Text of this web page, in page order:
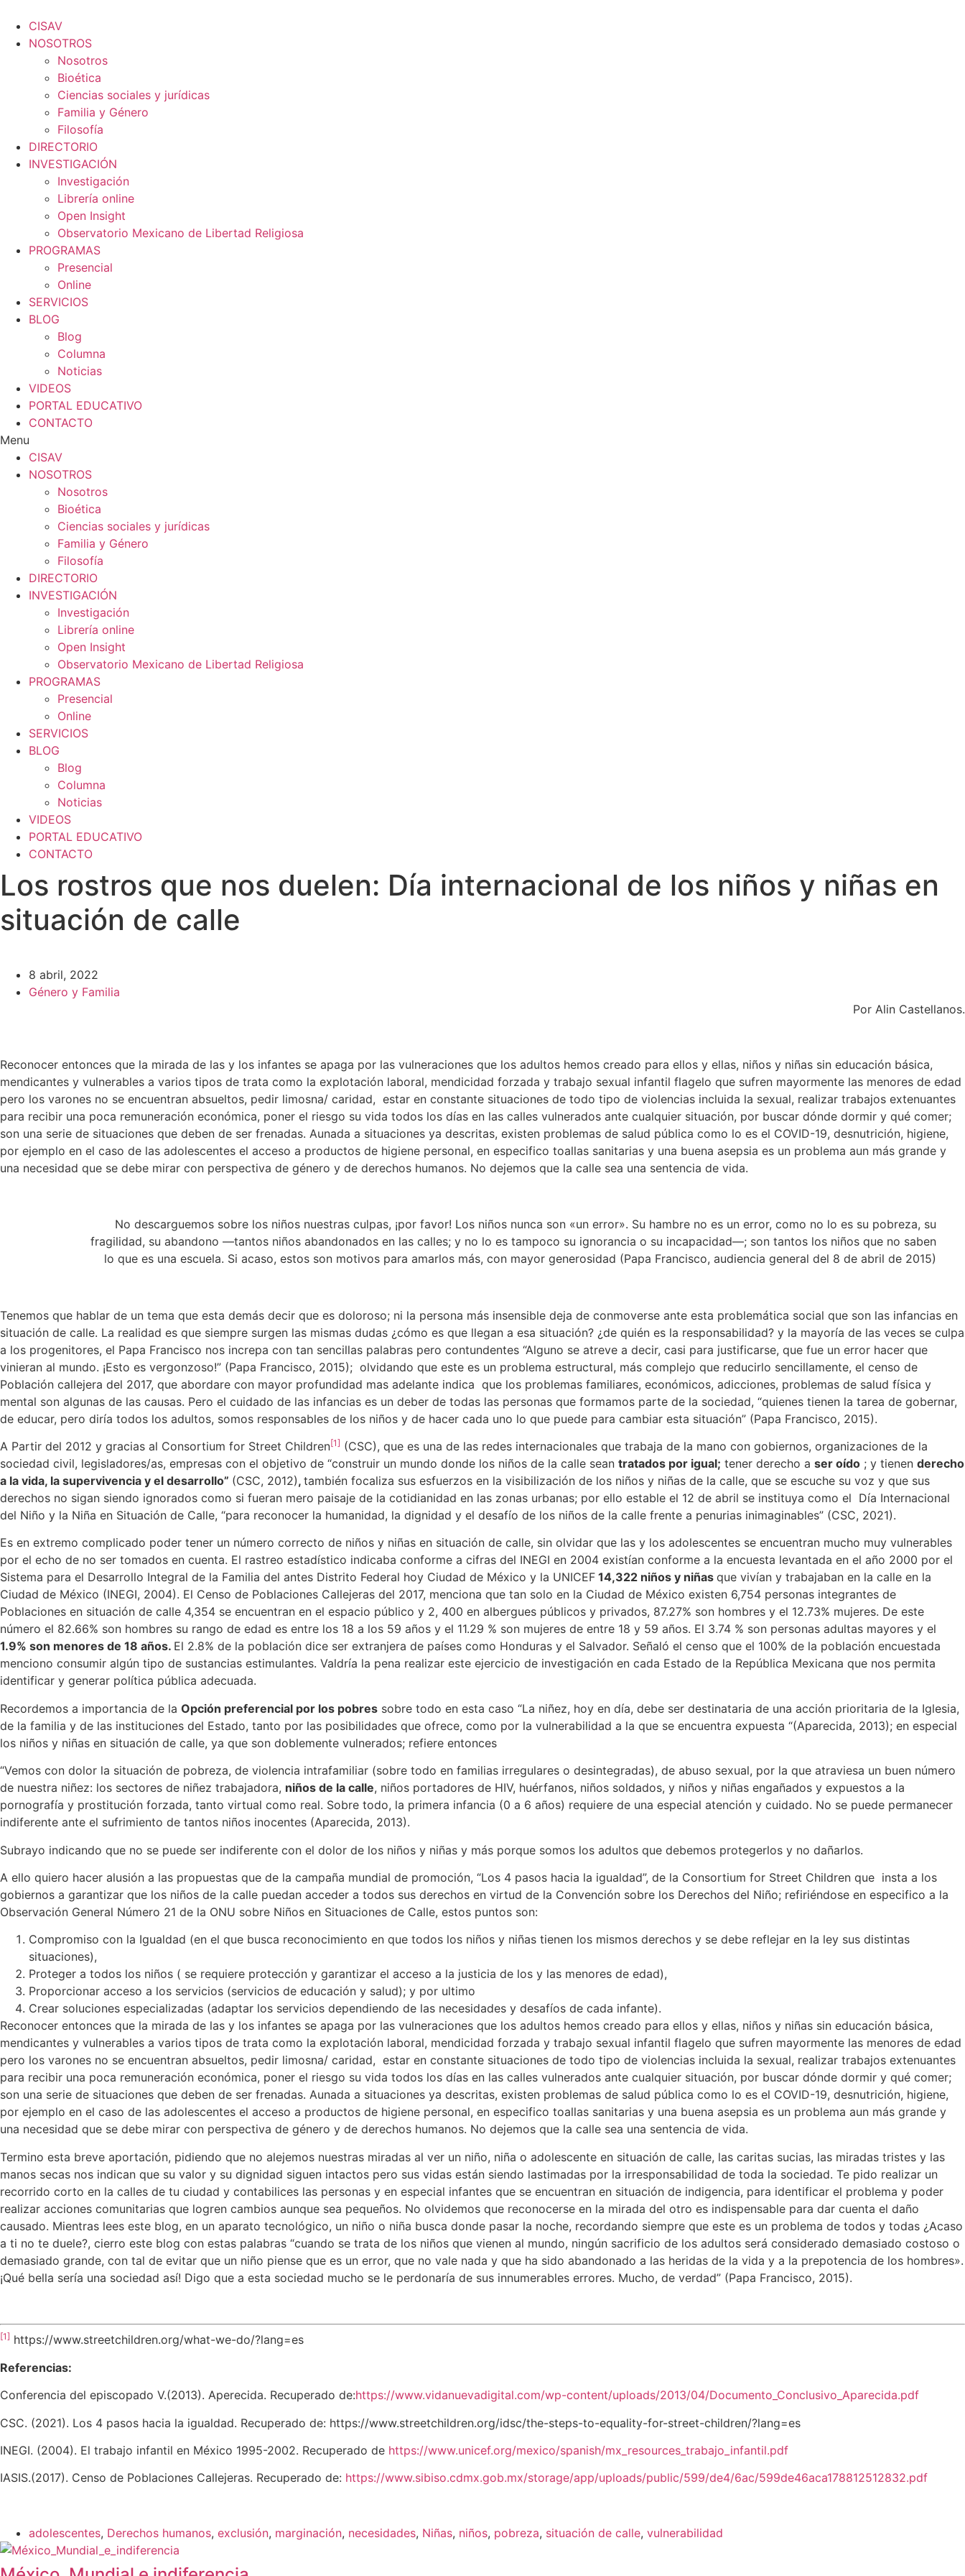
contenido
CISAV
NOSOTROS
Nosotros
Bioética
Ciencias sociales y jurídicas
Familia y Género
Filosofía
DIRECTORIO
INVESTIGACIÓN
Investigación
Librería online
Open Insight
Observatorio Mexicano de Libertad Religiosa
PROGRAMAS
Presencial
Online
SERVICIOS
BLOG
Blog
Columna
Noticias
VIDEOS
PORTAL EDUCATIVO
CONTACTO
Menu
CISAV
NOSOTROS
Nosotros
Bioética
Ciencias sociales y jurídicas
Familia y Género
Filosofía
DIRECTORIO
INVESTIGACIÓN
Investigación
Librería online
Open Insight
Observatorio Mexicano de Libertad Religiosa
PROGRAMAS
Presencial
Online
SERVICIOS
BLOG
Blog
Columna
Noticias
VIDEOS
PORTAL EDUCATIVO
CONTACTO
Los rostros que nos duelen: Día internacional de los niños y niñas en
situación de calle
8 abril, 2022
Género y Familia
Por Alin Castellanos.
Reconocer entonces que la mirada de las y los infantes se apaga por las vulneraciones que los adultos hemos creado para ellos y ellas, niños y niñas sin educación básica,
mendicantes y vulnerables a varios tipos de trata como la explotación laboral, mendicidad forzada y trabajo sexual infantil flagelo que sufren mayormente las menores de edad
pero los varones no se encuentran absueltos, pedir limosna/ caridad, estar en constante situaciones de todo tipo de violencias incluida la sexual, realizar trabajos extenuantes
para recibir una poca remuneración económica, poner el riesgo su vida todos los días en las calles vulnerados ante cualquier situación, por buscar dónde dormir y qué comer;
son una serie de situaciones que deben de ser frenadas. Aunada a situaciones ya descritas, existen problemas de salud pública como lo es el COVID-19, desnutrición, higiene,
por ejemplo en el caso de las adolescentes el acceso a productos de higiene personal, en especifico toallas sanitarias y una buena asepsia es un problema aun más grande y
una necesidad que se debe mirar con perspectiva de género y de derechos humanos. No dejemos que la calle sea una sentencia de vida.
No descarguemos sobre los niños nuestras culpas, ¡por favor! Los niños nunca son «un error». Su hambre no es un error, como no lo es su pobreza, su
fragilidad, su abandono —tantos niños abandonados en las calles; y no lo es tampoco su ignorancia o su incapacidad—; son tantos los niños que no saben
lo que es una escuela. Si acaso, estos son motivos para amarlos más, con mayor generosidad (Papa Francisco, audiencia general del 8 de abril de 2015)
Tenemos que hablar de un tema que esta demás decir que es doloroso; ni la persona más insensible deja de conmoverse ante esta problemática social que son las infancias en
situación de calle. La realidad es que siempre surgen las mismas dudas ¿cómo es que llegan a esa situación? ¿de quién es la responsabilidad? y la mayoría de las veces se culpa
a los progenitores, el Papa Francisco nos increpa con tan sencillas palabras pero contundentes “Alguno se atreve a decir, casi para justificarse, que fue un error hacer que
vinieran al mundo. ¡Esto es vergonzoso!” (Papa Francisco, 2015); olvidando que este es un problema estructural, más complejo que reducirlo sencillamente, el censo de
Población callejera del 2017, que abordare con mayor profundidad mas adelante indica que los problemas familiares, económicos, adicciones, problemas de salud física y
mental son algunas de las causas. Pero el cuidado de las infancias es un deber de todas las personas que formamos parte de la sociedad, “quienes tienen la tarea de gobernar,
de educar, pero diría todos los adultos, somos responsables de los niños y de hacer cada uno lo que puede para cambiar esta situación” (Papa Francisco, 2015).
A Partir del 2012 y gracias al Consortium for Street Children[1] (CSC), que es una de las redes internacionales que trabaja de la mano con gobiernos, organizaciones de la
sociedad civil, legisladores/as, empresas con el objetivo de “construir un mundo donde los niños de la calle sean tratados por igual; tener derecho a ser oído ; y tienen derecho
a la vida, la supervivencia y el desarrollo” (CSC, 2012), también focaliza sus esfuerzos en la visibilización de los niños y niñas de la calle, que se escuche su voz y que sus
derechos no sigan siendo ignorados como si fueran mero paisaje de la cotidianidad en las zonas urbanas; por ello estable el 12 de abril se instituya como el Día Internacional
del Niño y la Niña en Situación de Calle, “para reconocer la humanidad, la dignidad y el desafío de los niños de la calle frente a penurias inimaginables” (CSC, 2021).
Es en extremo complicado poder tener un número correcto de niños y niñas en situación de calle, sin olvidar que las y los adolescentes se encuentran mucho muy vulnerables
por el echo de no ser tomados en cuenta. El rastreo estadístico indicaba conforme a cifras del INEGI en 2004 existían conforme a la encuesta levantada en el año 2000 por el
Sistema para el Desarrollo Integral de la Familia del antes Distrito Federal hoy Ciudad de México y la UNICEF 14,322 niños y niñas que vivían y trabajaban en la calle en la
Ciudad de México (INEGI, 2004). El Censo de Poblaciones Callejeras del 2017, menciona que tan solo en la Ciudad de México existen 6,754 personas integrantes de
Poblaciones en situación de calle 4,354 se encuentran en el espacio público y 2, 400 en albergues públicos y privados, 87.27% son hombres y el 12.73% mujeres. De este
número el 82.66% son hombres su rango de edad es entre los 18 a los 59 años y el 11.29 % son mujeres de entre 18 y 59 años. El 3.74 % son personas adultas mayores y el
1.9% son menores de 18 años. El 2.8% de la población dice ser extranjera de países como Honduras y el Salvador. Señaló el censo que el 100% de la población encuestada
menciono consumir algún tipo de sustancias estimulantes. Valdría la pena realizar este ejercicio de investigación en cada Estado de la República Mexicana que nos permita
identificar y generar política pública adecuada.
Recordemos a importancia de la Opción preferencial por los pobres sobre todo en esta caso “La niñez, hoy en día, debe ser destinataria de una acción prioritaria de la Iglesia,
de la familia y de las instituciones del Estado, tanto por las posibilidades que ofrece, como por la vulnerabilidad a la que se encuentra expuesta “(Aparecida, 2013); en especial
los niños y niñas en situación de calle, ya que son doblemente vulnerados; refiere entonces
“Vemos con dolor la situación de pobreza, de violencia intrafamiliar (sobre todo en familias irregulares o desintegradas), de abuso sexual, por la que atraviesa un buen número
de nuestra niñez: los sectores de niñez trabajadora, niños de la calle, niños portadores de HIV, huérfanos, niños soldados, y niños y niñas engañados y expuestos a la
pornografía y prostitución forzada, tanto virtual como real. Sobre todo, la primera infancia (0 a 6 años) requiere de una especial atención y cuidado. No se puede permanecer
indiferente ante el sufrimiento de tantos niños inocentes (Aparecida, 2013).
Subrayo indicando que no se puede ser indiferente con el dolor de los niños y niñas y más porque somos los adultos que debemos protegerlos y no dañarlos.
A ello quiero hacer alusión a las propuestas que de la campaña mundial de promoción, “Los 4 pasos hacia la igualdad”, de la Consortium for Street Children que insta a los
gobiernos a garantizar que los niños de la calle puedan acceder a todos sus derechos en virtud de la Convención sobre los Derechos del Niño; refiriéndose en especifico a la
Observación General Número 21 de la ONU sobre Niños en Situaciones de Calle, estos puntos son:
Compromiso con la Igualdad (en el que busca reconocimiento en que todos los niños y niñas tienen los mismos derechos y se debe reflejar en la ley sus distintas
situaciones),
Proteger a todos los niños ( se requiere protección y garantizar el acceso a la justicia de los y las menores de edad),
Proporcionar acceso a los servicios (servicios de educación y salud); y por ultimo
Crear soluciones especializadas (adaptar los servicios dependiendo de las necesidades y desafíos de cada infante).
Reconocer entonces que la mirada de las y los infantes se apaga por las vulneraciones que los adultos hemos creado para ellos y ellas, niños y niñas sin educación básica,
mendicantes y vulnerables a varios tipos de trata como la explotación laboral, mendicidad forzada y trabajo sexual infantil flagelo que sufren mayormente las menores de edad
pero los varones no se encuentran absueltos, pedir limosna/ caridad, estar en constante situaciones de todo tipo de violencias incluida la sexual, realizar trabajos extenuantes
para recibir una poca remuneración económica, poner el riesgo su vida todos los días en las calles vulnerados ante cualquier situación, por buscar dónde dormir y qué comer;
son una serie de situaciones que deben de ser frenadas. Aunada a situaciones ya descritas, existen problemas de salud pública como lo es el COVID-19, desnutrición, higiene,
por ejemplo en el caso de las adolescentes el acceso a productos de higiene personal, en especifico toallas sanitarias y una buena asepsia es un problema aun más grande y
una necesidad que se debe mirar con perspectiva de género y de derechos humanos. No dejemos que la calle sea una sentencia de vida.
Termino esta breve aportación, pidiendo que no alejemos nuestras miradas al ver un niño, niña o adolescente en situación de calle, las caritas sucias, las miradas tristes y las
manos secas nos indican que su valor y su dignidad siguen intactos pero sus vidas están siendo lastimadas por la irresponsabilidad de toda la sociedad. Te pido realizar un
recorrido corto en la calles de tu ciudad y contabilices las personas y en especial infantes que se encuentran en situación de indigencia, para identificar el problema y poder
realizar acciones comunitarias que logren cambios aunque sea pequeños. No olvidemos que reconocerse en la mirada del otro es indispensable para dar cuenta el daño
causado. Mientras lees este blog, en un aparato tecnológico, un niño o niña busca donde pasar la noche, recordando siempre que este es un problema de todos y todas ¿Acaso
a ti no te duele?, cierro este blog con estas palabras “cuando se trata de los niños que vienen al mundo, ningún sacrificio de los adultos será considerado demasiado costoso o
demasiado grande, con tal de evitar que un niño piense que es un error, que no vale nada y que ha sido abandonado a las heridas de la vida y a la prepotencia de los hombres».
¡Qué bella sería una sociedad así! Digo que a esta sociedad mucho se le perdonaría de sus innumerables errores. Mucho, de verdad” (Papa Francisco, 2015).
[1] https://www.streetchildren.org/what-we-do/?lang=es
Referencias:
Conferencia del episcopado V.(2013). Aperecida. Recuperado de:https://www.vidanuevadigital.com/wp-content/uploads/2013/04/Documento_Conclusivo_Aparecida.pdf
CSC. (2021). Los 4 pasos hacia la igualdad. Recuperado de: https://www.streetchildren.org/idsc/the-steps-to-equality-for-street-children/?lang=es
INEGI. (2004). El trabajo infantil en México 1995-2002. Recuperado de https://www.unicef.org/mexico/spanish/mx_resources_trabajo_infantil.pdf
IASIS.(2017). Censo de Poblaciones Callejeras. Recuperado de: https://www.sibiso.cdmx.gob.mx/storage/app/uploads/public/599/de4/6ac/599de46aca178812512832.pdf
adolescentes, Derechos humanos, exclusión, marginación, necesidades, Niñas, niños, pobreza, situación de calle, vulnerabilidad